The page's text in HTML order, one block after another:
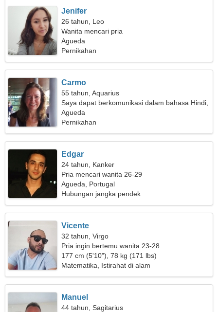
Jenifer
26 tahun, Leo
Wanita mencari pria
Agueda
Pernikahan
Carmo
55 tahun, Aquarius
Saya dapat berkomunikasi dalam bahasa Hindi,
Rusia
Agueda
Pernikahan
Edgar
24 tahun, Kanker
Pria mencari wanita 26-29
Agueda, Portugal
Hubungan jangka pendek
Vicente
32 tahun, Virgo
Pria ingin bertemu wanita 23-28
177 cm (5'10"), 78 kg (171 lbs)
Matematika, Istirahat di alam
Manuel
44 tahun, Sagitarius